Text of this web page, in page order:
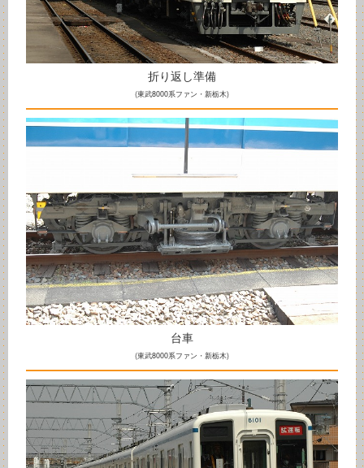
折り返し準備
(東武8000系ファン・新栃木)
台車
(東武8000系ファン・新栃木)